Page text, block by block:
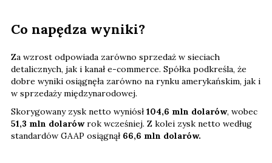
Co napędza wyniki?
Za wzrost odpowiada zarówno sprzedaż w sieciach
detalicznych, jak i kanał e-commerce. Spółka podkreśla, że
dobre wyniki osiągnęła zarówno na rynku amerykańskim, jak i
w sprzedaży międzynarodowej.
Skorygowany zysk netto wyniósł104,6 mln dolarów, wobec
51,3 mln dolarówrok wcześniej. Z kolei zysk netto według
standardów GAAP osiągnął 66,6 mln dolarów.